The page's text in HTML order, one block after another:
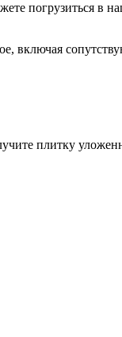
погрузиться в
включая
плитку